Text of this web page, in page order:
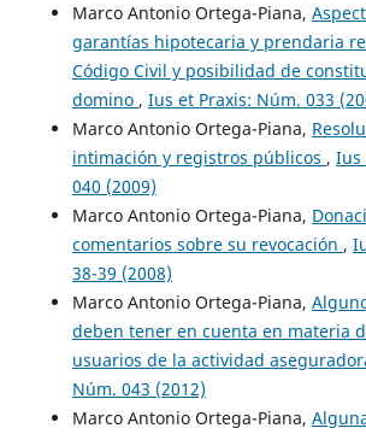
Marco Antonio Ortega-Piana,
garantías hipotecaria y prendaria
Código Civil y posibilidad de
domino , Ius et Praxis: Núm. 033
Marco Antonio Ortega-Piana,
intimación y registros públicos , Ius
040 (2009)
Marco Antonio Ortega-Piana,
comentarios sobre su revocación ,
38-39 (2008)
Marco Antonio Ortega-Piana,
deben tener en cuenta en materia
usuarios de la actividad
Núm. 043 (2012)
Marco Antonio Ortega-Piana,